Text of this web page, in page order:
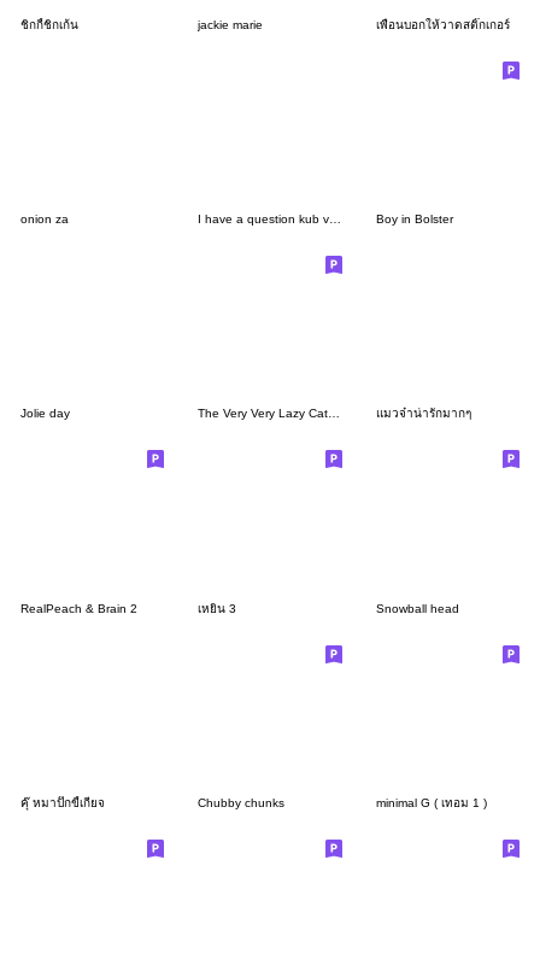
ชิกกี้ชิกเก้น jackie marie เพื่อนบอกให้วาดสติ๊กเกอร์
onion za Boy in Bolster
Jolie day The Very Very Lazy Cat 4.0 แมวจ๋าน่ารักมากๆ
RealPeach & Brain 2 เหยิน 3 Snowball head
คุ๊ หมาปั๊กขี้เกียจ Chubby chunks minimal G ( เทอม 1 )